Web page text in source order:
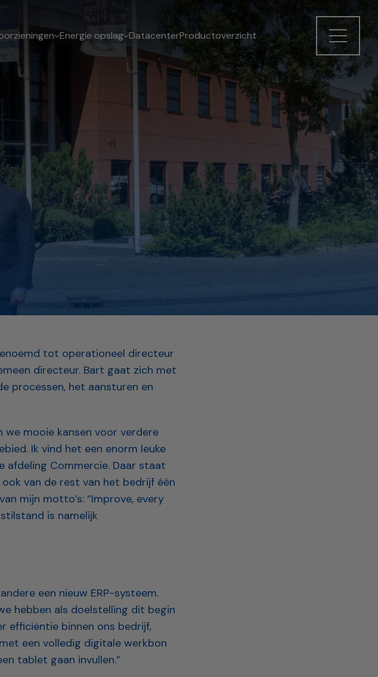
Energie opslag DatacenterProductoverzicht
tot operationeel directeur
directeur. Bart gaat zich met
processen, het aansturen en
we mooie kansen voor verdere
Ik vind het een enorm leuke
afdeling Commercie. Daar staat
van de rest van het bedrijf één
mijn motto’s: “Improve, every
is namelijk
een nieuw ERP-systeem.
hebben als doelstelling dit begin
efficiëntie binnen ons bedrijf,
een volledig digitale werkbon
tablet gaan invullen.”